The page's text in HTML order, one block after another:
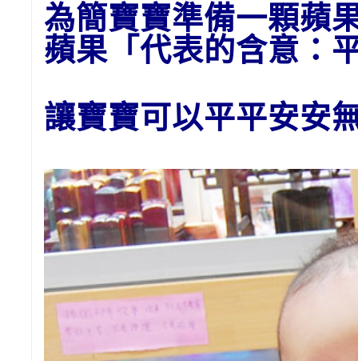
為簡寶寶準備一顆蘋
蘋果「代表的含意：
讓寶寶可以平平安安